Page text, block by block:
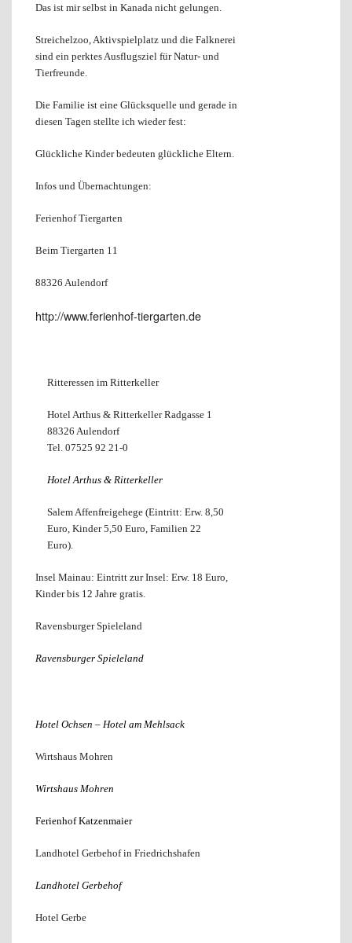
Das ist mir selbst in Kanada nicht gelungen.
Streichelzoo, Aktivspielplatz und die Falknerei
sind ein perktes Ausflugsziel für Natur- und
Tierfreunde.
Die Familie ist eine Glücksquelle und gerade in
diesen Tagen stellte ich wieder fest:
Glückliche Kinder bedeuten glückliche Eltern.
Infos und Übernachtungen:
Ferienhof Tiergarten
Beim Tiergarten 11
88326 Aulendorf
http://www.ferienhof-tiergarten.de
Ritteressen im Ritterkeller
Hotel Arthus & Ritterkeller Radgasse 1
88326 Aulendorf
Tel. 07525 92 21-0
Hotel Arthus & Ritterkeller
Salem Affenfreigehege (Eintritt: Erw. 8,50
Euro, Kinder 5,50 Euro, Familien 22
Euro).
Insel Mainau: Eintritt zur Insel: Erw. 18 Euro,
Kinder bis 12 Jahre gratis.
Ravensburger Spieleland
Ravensburger Spieleland
Hotel Ochsen – Hotel am Mehlsack
Wirtshaus Mohren
Wirtshaus Mohren
Ferienhof Katzenmaier
Landhotel Gerbehof in Friedrichshafen
Landhotel Gerbehof
Hotel Gerbe